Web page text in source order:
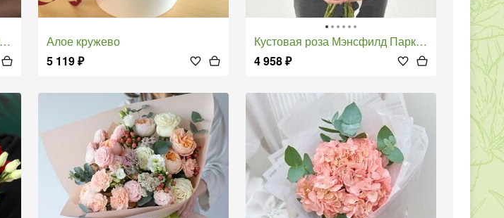
Алое кружево
5 119₽
Кустовая роза Мэнсфилд Парк с эвкалиптом
4 958₽